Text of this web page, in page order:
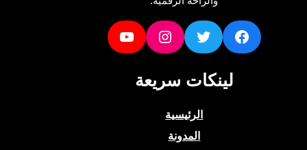
Instagram
YouTube
لينكات سريعة
الرئيسية
المدونة